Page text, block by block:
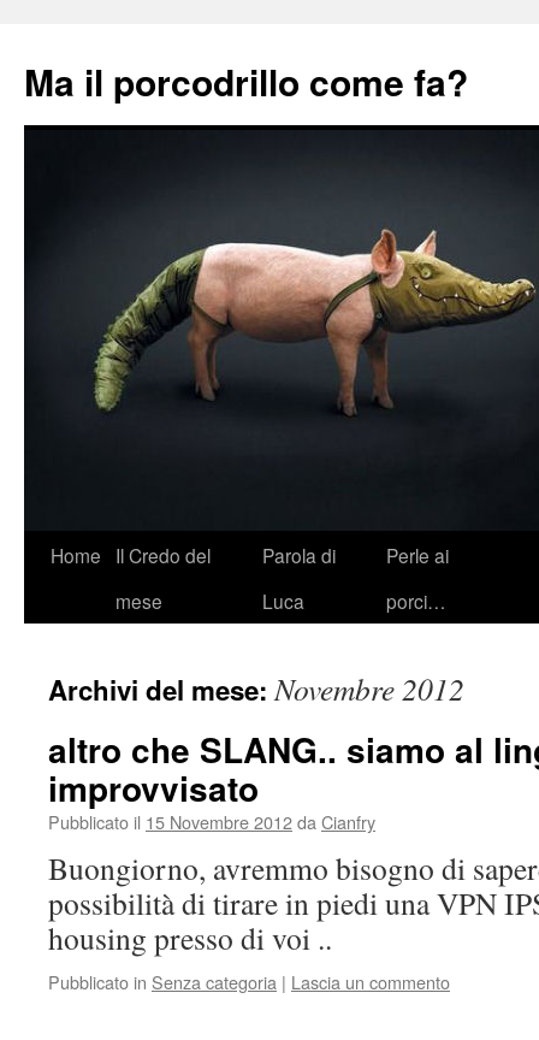
Ma il porcodrillo come fa?
VaiHome
Il Credo del
mese
Parola di
Luca
Perle ai
porci…
Archivi del mese:Novembre 2012
altro che SLANG.. siamo al
improvvisato
Pubblicato il 15 Novembre 2012da Cianfry
Buongiorno, avremmo bisogno di
possibilità di tirare in piedi una VPN
housing presso di voi ..
Pubblicato in Senza categoria | Lascia un commento